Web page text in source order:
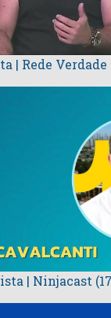
| Rede Verdade
| Ninjacast